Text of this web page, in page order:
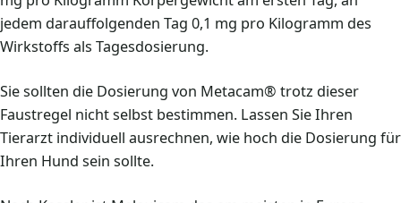
jedem darauffolgenden Tag 0,1 mg pro Kilogramm des
Wirkstoffs als Tagesdosierung.
Sie sollten die Dosierung von Metacam® trotz dieser
Faustregel nicht selbst bestimmen. Lassen Sie Ihren
Tierarzt individuell ausrechnen, wie hoch die Dosierung für
Ihren Hund sein sollte.